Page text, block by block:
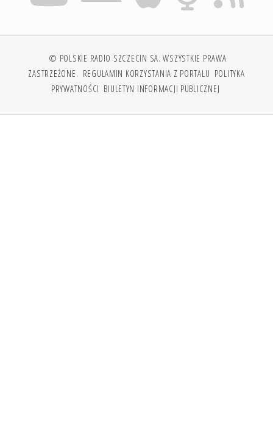
© POLSKIE RADIO SZCZECIN SA. WSZYSTKIE PRAWA
ZASTRZEŻONE. REGULAMIN KORZYSTANIA Z PORTALU POLITYKA
PRYWATNOŚCI BIULETYN INFORMACJI PUBLICZNEJ